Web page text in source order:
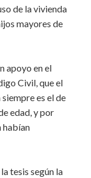
de la vivienda
mayores de
apoyo en el
Civil, que el
es el de
edad, y por
habían
tesis según la